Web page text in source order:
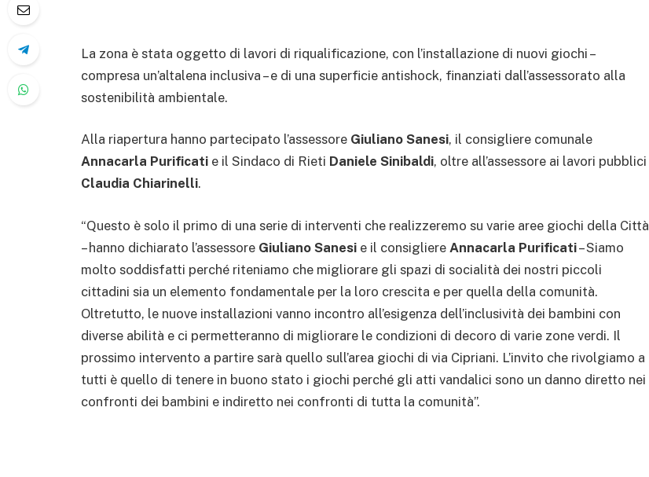
La zona è stata oggetto di lavori di riqualificazione, con l’installazione di nuovi giochi –
compresa un’altalena inclusiva – e di una superficie antishock, finanziati dall’assessorato alla
sostenibilità ambientale.
Alla riapertura hanno partecipato l’assessore Giuliano Sanesi, il consigliere comunale
Annacarla Purificati e il Sindaco di Rieti Daniele Sinibaldi, oltre all’assessore ai lavori pubblici
Claudia Chiarinelli.
“Questo è solo il primo di una serie di interventi che realizzeremo su varie aree giochi della Città
– hanno dichiarato l’assessore Giuliano Sanesi e il consigliere Annacarla Purificati– Siamo
molto soddisfatti perché riteniamo che migliorare gli spazi di socialità dei nostri piccoli
cittadini sia un elemento fondamentale per la loro crescita e per quella della comunità.
Oltretutto, le nuove installazioni vanno incontro all’esigenza dell’inclusività dei bambini con
diverse abilità e ci permetteranno di migliorare le condizioni di decoro di varie zone verdi. Il
prossimo intervento a partire sarà quello sull’area giochi di via Cipriani. L’invito che rivolgiamo a
tutti è quello di tenere in buono stato i giochi perché gli atti vandalici sono un danno diretto nei
confronti dei bambini e indiretto nei confronti di tutta la comunità”.